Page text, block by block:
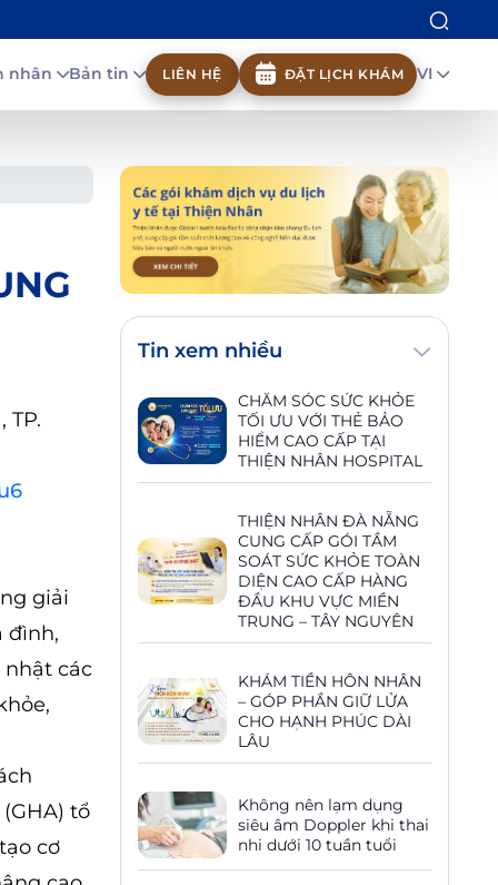
nhân Bản tin LIÊN HỆ ĐẶT LỊCH KHÁM VI
TP.
giải
đình,
nhật các
tổ
cơ
Tin xem nhiều
CHĂM SÓC SỨC KHỎE
TỐI ƯU VỚI THẺ BẢO
HIỂM CAO CẤP TẠI
THIỆN NHÂN HOSPITAL
THIỆN NHÂN ĐÀ NẴNG
CUNG CẤP GÓI TẦM
SOÁT SỨC KHỎE TOÀN
DIỆN CAO CẤP HÀNG
ĐẦU KHU VỰC MIỀN
TRUNG – TÂY NGUYÊN
KHÁM TIỀN HÔN NHÂN
– GÓP PHẦN GIỮ LỬA
CHO HẠNH PHÚC DÀI
LÂU
Không nên lạm dụng
siêu âm Doppler khi thai
nhi dưới 10 tuần tuổi